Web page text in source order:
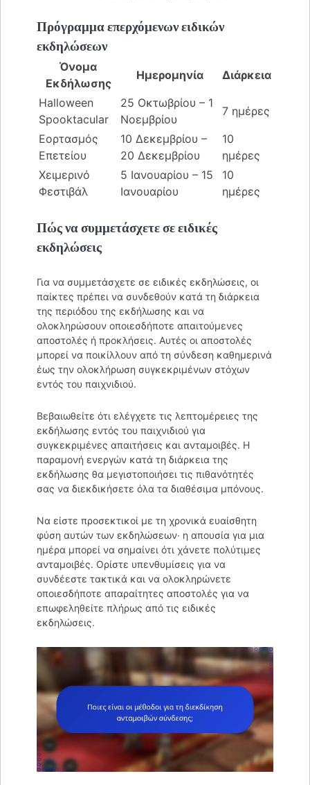
Πρόγραμμα επερχόμενων ειδικών
εκδηλώσεων
Όνομα
Εκδήλωσης
Ημερομηνία
Διάρκεια
Halloween
Spooktacular
25 Οκτωβρίου – 1
Νοεμβρίου
7 ημέρες
Εορτασμός
Επετείου
10 Δεκεμβρίου –
20 Δεκεμβρίου
10
ημέρες
Χειμερινό
Φεστιβάλ
5 Ιανουαρίου – 15
Ιανουαρίου
10
ημέρες
Πώς να συμμετάσχετε σε ειδικές
εκδηλώσεις
Για να συμμετάσχετε σε ειδικές εκδηλώσεις, οι
παίκτες πρέπει να συνδεθούν κατά τη διάρκεια
της περιόδου της εκδήλωσης και να
ολοκληρώσουν οποιεσδήποτε απαιτούμενες
αποστολές ή προκλήσεις. Αυτές οι αποστολές
μπορεί να ποικίλλουν από τη σύνδεση καθημερινά
έως την ολοκλήρωση συγκεκριμένων στόχων
εντός του παιχνιδιού.
Βεβαιωθείτε ότι ελέγχετε τις λεπτομέρειες της
εκδήλωσης εντός του παιχνιδιού για
συγκεκριμένες απαιτήσεις και ανταμοιβές. Η
παραμονή ενεργών κατά τη διάρκεια της
εκδήλωσης θα μεγιστοποιήσει τις πιθανότητές
σας να διεκδικήσετε όλα τα διαθέσιμα μπόνους.
Να είστε προσεκτικοί με τη χρονικά ευαίσθητη
φύση αυτών των εκδηλώσεων· η απουσία για μια
ημέρα μπορεί να σημαίνει ότι χάνετε πολύτιμες
ανταμοιβές. Ορίστε υπενθυμίσεις για να
συνδέεστε τακτικά και να ολοκληρώνετε
οποιεσδήποτε απαραίτητες αποστολές για να
επωφεληθείτε πλήρως από τις ειδικές
εκδηλώσεις.